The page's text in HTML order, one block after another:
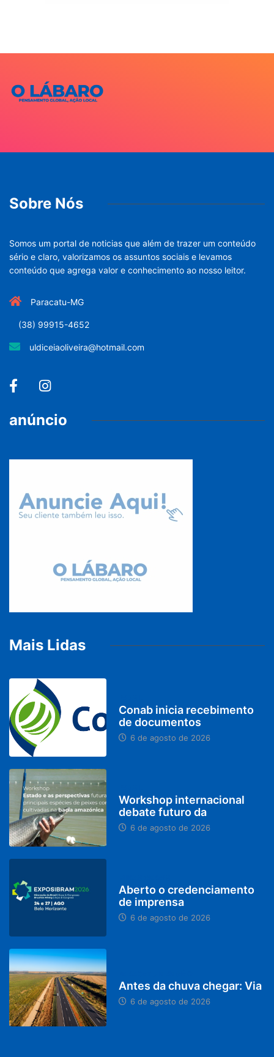
Sobre Nós
Somos um portal de noticias que além de trazer um conteúdo
sério e claro, valorizamos os assuntos sociais e levamos
conteúdo que agrega valor e conhecimento ao nosso leitor.
Paracatu-MG
(38) 99915-4652
uldiceiaoliveira@hotmail.com
anúncio
Mais Lidas
Conab inicia recebimento
de documentos
6 de agosto de 2026
Workshop internacional
debate futuro da
6 de agosto de 2026
Aberto o credenciamento
de imprensa
6 de agosto de 2026
Antes da chuva chegar: Via
6 de agosto de 2026